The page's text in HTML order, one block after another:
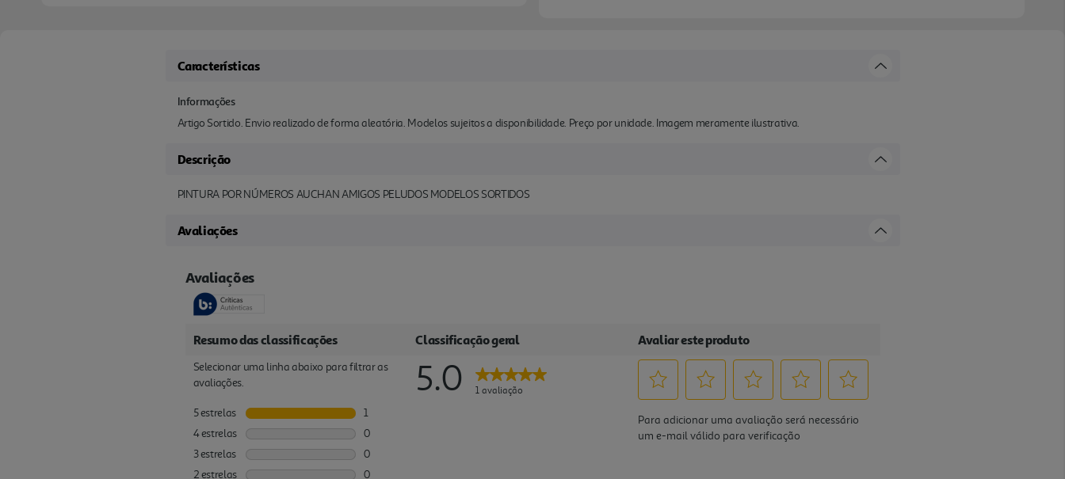
Características
Informações
Artigo Sortido. Envio realizado de forma aleatória. Modelos sujeitos a disponibilidade. Preço por unidade. Imagem meramente ilustrativa.
Descrição
PINTURA POR NÚMEROS AUCHAN AMIGOS PELUDOS MODELOS SORTIDOS
Avaliações